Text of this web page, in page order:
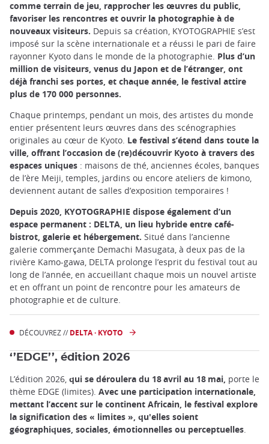
comme terrain de jeu, rapprocher les œuvres du public,
favoriser les rencontres et ouvrir la photographie à de
nouveaux visiteurs. Depuis sa création, KYOTOGRAPHIE s’est
imposé sur la scène internationale et a réussi le pari de faire
rayonner Kyoto dans le monde de la photographie. Plus d’un
million de visiteurs, venus du Japon et de l’étranger, ont
déjà franchi ses portes, et chaque année, le festival attire
plus de 170 000 personnes.
Chaque printemps, pendant un mois, des artistes du monde
entier présentent leurs œuvres dans des scénographies
originales au cœur de Kyoto. Le festival s’étend dans toute la
ville, offrant l’occasion de (re)découvrir Kyoto à travers des
espaces uniques : maisons de thé, anciennes écoles, banques
de l’ère Meiji, temples, jardins ou encore ateliers de kimono,
deviennent autant de salles d’exposition temporaires !
Depuis 2020, KYOTOGRAPHIE dispose également d’un
espace permanent : DELTA, un lieu hybride entre café-
bistrot, galerie et hébergement. Situé dans l’ancienne
galerie commerçante Demachi Masugata, à deux pas de la
rivière Kamo-gawa, DELTA prolonge l’esprit du festival tout au
long de l’année, en accueillant chaque mois un nouvel artiste
et en offrant un point de rencontre pour les amateurs de
photographie et de culture.
DÉCOUVREZ // DELTA · KYOTO
‘’EDGE’’, édition 2026
L’édition 2026, qui se déroulera du 18 avril au 18 mai, porte le
thème EDGE (limites). Avec une participation internationale,
mettant l’accent sur le continent Africain, le festival explore
la signification des « limites », qu'elles soient
géographiques, sociales, émotionnelles ou perceptuelles.